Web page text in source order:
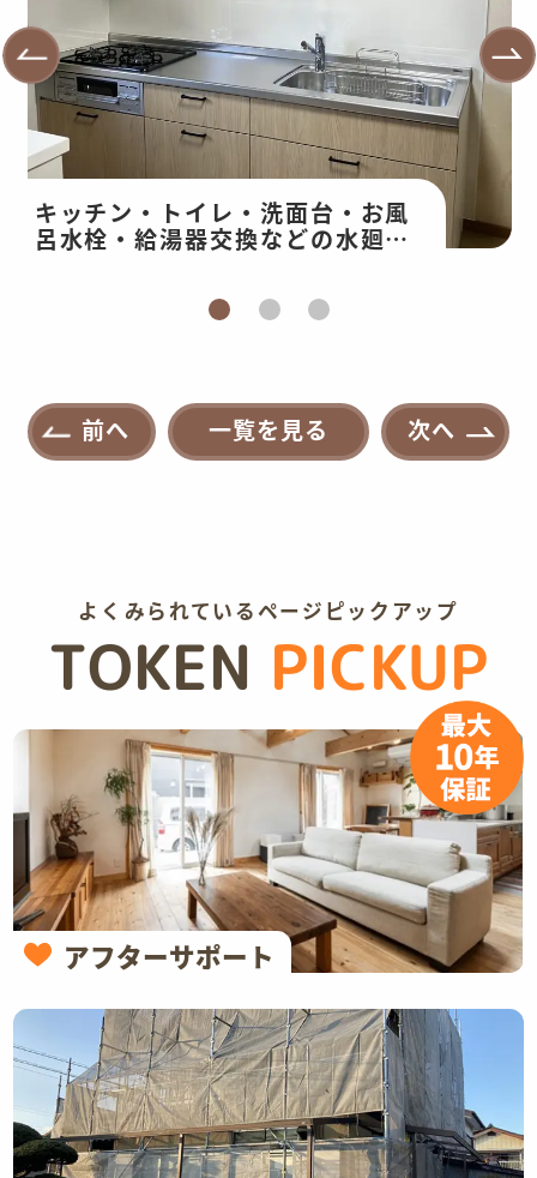
キッチン・トイレ・洗面台・お風
呂水栓・給湯器交換などの水廻り
前へ 一覧を見る 次へ
よくみられているページピックアップ
TOKEN PICKUP
アフターサポート